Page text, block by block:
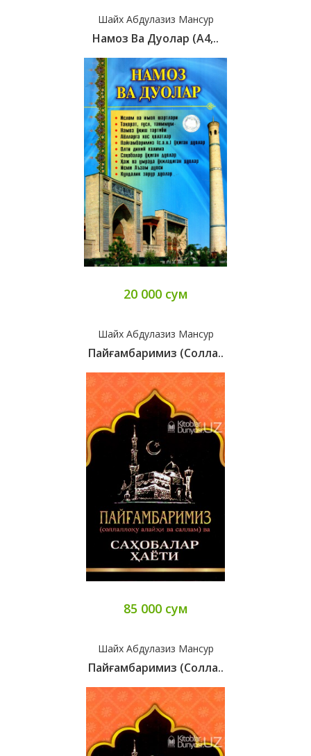
Шайх Абдулазиз Мансур
Намоз Ва Дуолар (А4,..
20 000 сум
Шайх Абдулазиз Мансур
Пайғамбаримиз (солла..
85 000 сум
Шайх Абдулазиз Мансур
Пайғамбаримиз (солла..